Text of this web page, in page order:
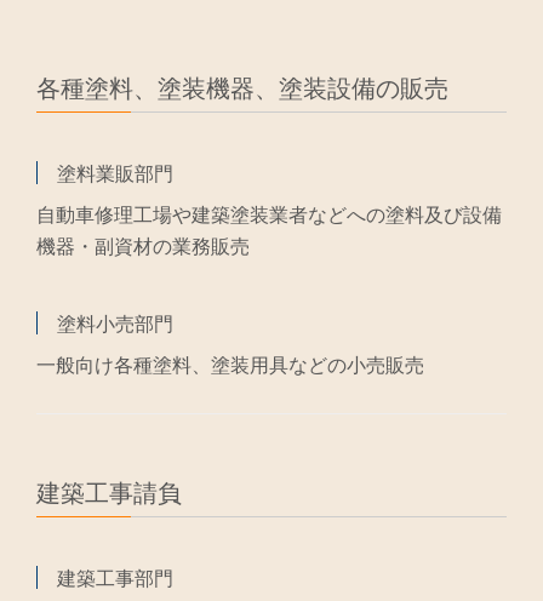
各種塗料、塗装機器、塗装設備の販売
塗料業販部門
自動車修理工場や建築塗装業者などへの塗料及び設備
機器・副資材の業務販売
塗料小売部門
一般向け各種塗料、塗装用具などの小売販売
建築工事請負
建築工事部門